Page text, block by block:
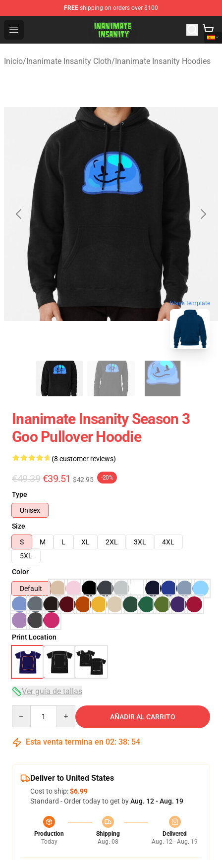
FREE shipping on orders over $100
Open menu
Inanimate Insanity Store - Official Inanimate Insanity
Inicio/Inanimate Insanity Cloth/Inanimate Insanity Hoodies
blank template
Inanimate Insanity Season 3
Goo Pullover Hoodie
(8 customer reviews)
€49.39 €39.51 $42.95 -20%
Type
Unisex
Size
S
M L XL 2XL 3XL
4XL
5XL
Color
Default
Print Location
Ver guía de tallas
AÑADIR AL CARRITO
Esta venta termina en 02: 38: 54
Deliver to United States
Cost to ship:$6.99
Standard - Order today to get byAug. 12 - Aug. 19
Production
Today
Shipping
Aug. 08
Delivered
Aug. 12 - Aug. 19